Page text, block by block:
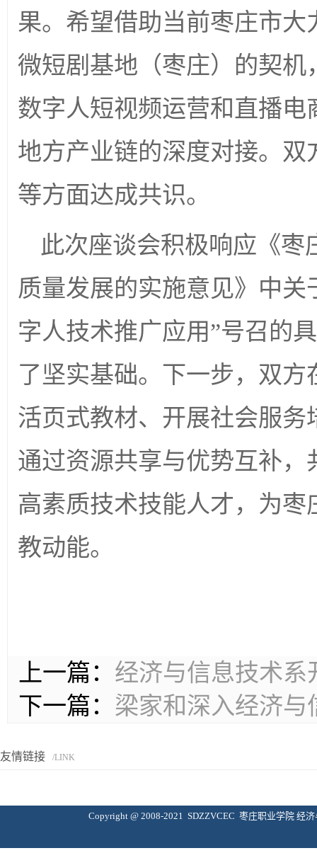
果。希望借助当前枣庄市大
微短剧基地（枣庄）的契
数字人短视频运营和直播
地方产业链的深度对接。双
等方面达成共识。
此次座谈会积极响应《
质量发展的实施意见》中关
字人技术推广应用”号召的
了坚实基础。下一步，双
活页式教材、开展社会服
通过资源共享与优势互补
高素质技术技能人才，为
教动能。
上一篇： 经济与信息技术系
下一篇： 梁家和深入经济
友情链接 /LINK
Copyright @ 2008-2021 SDZZVCEC 枣庄职业学院